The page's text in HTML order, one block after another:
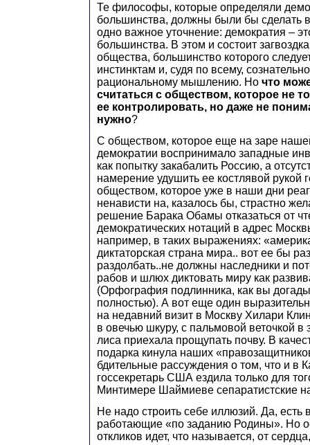
Те философы, которые определяли
большинства, должны были бы сделать
одно важное уточнение: демократия –
большинства. В этом и состоит
общества, большинство которого
инстинктам и, судя по всему,
рациональному мышлению. Но что
считаться с обществом, которое не
ее контролировать, но даже не
нужно?
С обществом, которое еще на заре
демократии воспринимало западные
как попытку закабалить Россию, а
намерение удушить ее костлявой рукой
обществом, которое уже в наши дни
ненависти на, казалось бы, страстно
решение Барака Обамы отказаться от
демократических нотаций в адрес
например, в таких выражениях:
диктаторская страна мира.. вот ее бы
раздолбать..не должны наследники и
рабов и шлюх диктовать миру как
(Орфография подлинника, как вы
полностью). А вот еще один
на недавний визит в Москву Хилари
в овечью шкуру, с пальмовой веточкой в
лиса приехала прощупать почву. В
подарка кинула наших
бдительные рассуждения о том, что и в
госсекретарь США ездила только для
Минтимере Шаймиеве сепаратистские
Не надо строить себе иллюзий. Да, есть
работающие «по заданию Родины». Но
откликов идет, что называется, от